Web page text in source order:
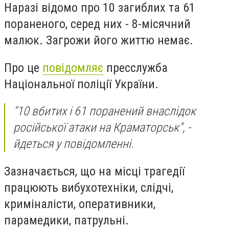
Наразі відомо про 10 загиблих та 61
пораненого, серед них - 8-місячний
малюк. Загрожи його життю немає.
Про це повідомляє пресслужба
Національної поліції України.
"10 вбитих і 61 поранений внаслідок
російської атаки на Краматорськ", -
йдеться у повідомленні.
Зазначається, що на місці трагедії
працюють вибухотехніки, слідчі,
криміналісти, оперативники,
парамедики, патрульні.